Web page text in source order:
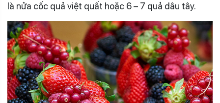
là nửa cốc quả việt quất hoặc 6 – 7 quả dâu tây.